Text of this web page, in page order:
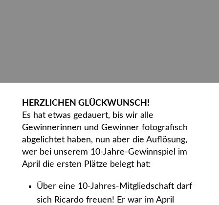
HERZLICHEN GLÜCKWUNSCH!
Es hat etwas gedauert, bis wir alle
Gewinnerinnen und Gewinner fotografisch
abgelichtet haben, nun aber die Auflösung,
wer bei unserem 10-Jahre-Gewinnspiel im
April die ersten Plätze belegt hat:
Über eine 10-Jahres-Mitgliedschaft darf
sich Ricardo freuen! Er war im April